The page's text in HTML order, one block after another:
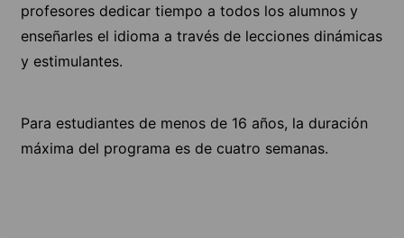
profesores dedicar tiempo a todos los alumnos y
enseñarles el idioma a través de lecciones dinámicas
y estimulantes.
Para estudiantes de menos de 16 años, la duración
máxima del programa es de cuatro semanas.